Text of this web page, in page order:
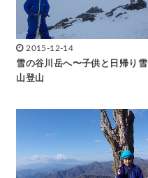
2015-12-14
雪の谷川岳へ〜子供と日帰り雪
山登山